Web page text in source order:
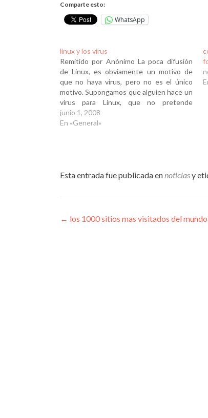
Comparte esto:
WhatsApp
linux y los virus
Remitido por Anónimo La poca difusión
de Linux, es obviamente un motivo de
que no haya virus, pero no es el único
motivo. Supongamos que alguien hace un
virus para Linux, que no pretende
obtener privilegios de root y se conforma
con los del usuario: podría hacer lo que
junio 1, 2008
En «General»
Esta entrada fue publicada ennoticiasy
Navegación
← los 1000 sitios mas visitados del mundo